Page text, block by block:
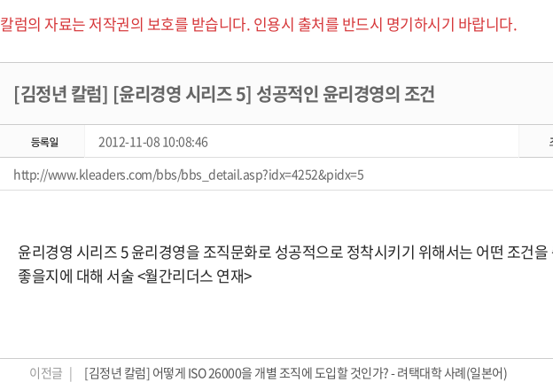
칼럼의 자료는 저작권의 보호를 받습니다. 인용시 출처를 반드시 명기하시기 바랍니다.
[김정년 칼럼] [윤리경영 시리즈 5] 성공적인 윤리경영의 조건
2012-11-08 10:08:46
http://www.kleaders.com/bbs/bbs_detail.asp?idx=4252&pidx=5
윤리경영 시리즈 5 윤리경영을 조직문화로 성공적으로 정착시키기 위해서는 어떤 조건을
좋을지에 대해 서술 <월간리더스 연재>
이전글 |
[김정년 칼럼] 어떻게 ISO 26000을 개별 조직에 도입할 것인가? - 려택대학 사례(일본어)